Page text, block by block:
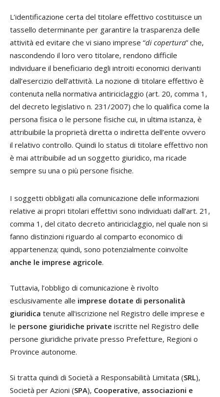
L’identificazione certa del titolare effettivo costituisce un
tassello determinante per garantire la trasparenza delle
attività ed evitare che vi siano imprese “di copertura” che,
nascondendo il loro vero titolare, rendono difficile
individuare il beneficiario degli introiti economici derivanti
dall’esercizio dell’attività. La nozione di titolare effettivo è
contenuta nella normativa antiriciclaggio (art. 20, comma 1,
del decreto legislativo n. 231/2007) che lo qualifica come la
persona fisica o le persone fisiche cui, in ultima istanza, è
attribuibile la proprietà diretta o indiretta dell’ente ovvero
il relativo controllo. Quindi lo status di titolare effettivo non
è mai attribuibile ad un soggetto giuridico, ma ricade
sempre su una o più persone fisiche.
I soggetti obbligati alla comunicazione delle informazioni
relative ai propri titolari effettivi sono individuati dall’art. 21,
comma 1, del citato decreto antiriciclaggio, nel quale non si
fanno distinzioni riguardo al comparto economico di
appartenenza; quindi, sono potenzialmente coinvolte
anche le imprese agricole.
Tuttavia, l’obbligo di comunicazione è rivolto
esclusivamente alle imprese dotate di personalità
giuridica tenute all'iscrizione nel Registro delle imprese e
le persone giuridiche private iscritte nel Registro delle
persone giuridiche private presso Prefetture, Regioni o
Province autonome.
Si tratta quindi di Società a Responsabilità Limitata (SRL),
Società per Azioni (SPA), Cooperative, associazioni e